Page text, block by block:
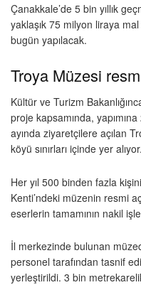
Çanakkale’de 5 bin yıllık
yaklaşık 75 milyon liraya
bugün yapılacak.
Troya Müzesi resmi
Kültür ve Turizm
proje kapsamında,
ayında ziyaretçilere açılan
köyü sınırları içinde yer alıyor.
Her yıl 500 binden fazla
Kenti’ndeki müzenin resmi
eserlerin tamamının nakil
İl merkezinde bulunan
personel tarafından tasnif
yerleştirildi. 3 bin